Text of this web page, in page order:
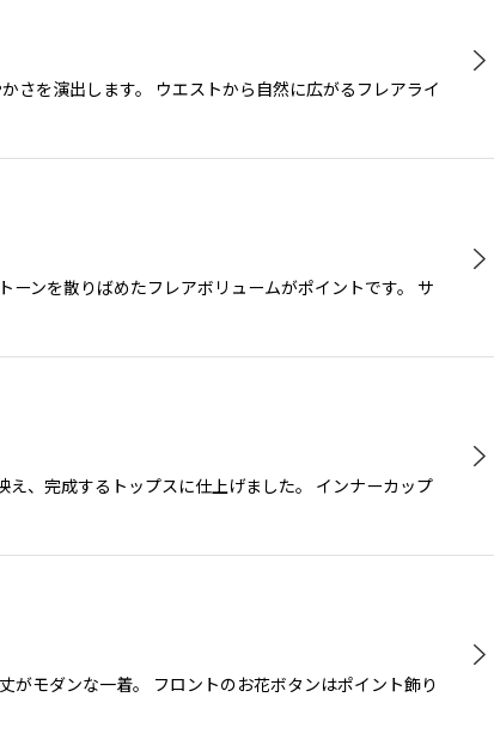
さを演出します。 ウエストから自然に広がるフレアライ
ンを散りばめたフレアボリュームがポイントです。 サ
、完成するトップスに仕上げました。 インナーカップ
がモダンな一着。 フロントのお花ボタンはポイント飾り